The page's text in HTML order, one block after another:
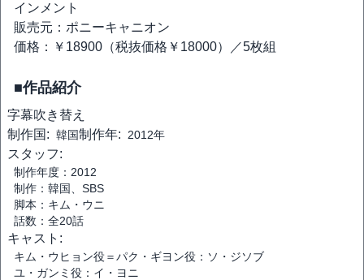
インメント
販売元：ポニーキャニオン
価格：￥18900（税抜価格￥18000）／5枚組
■作品紹介
字幕吹き替え
制作国: 韓国制作年: 2012年
スタッフ:
制作年度：2012
制作：韓国、SBS
脚本：キム・ウニ
話数：全20話
キャスト:
キム・ウヒョン役＝パク・ギヨン役：ソ・ジソブ
ユ・ガンミ役：イ・ヨニ